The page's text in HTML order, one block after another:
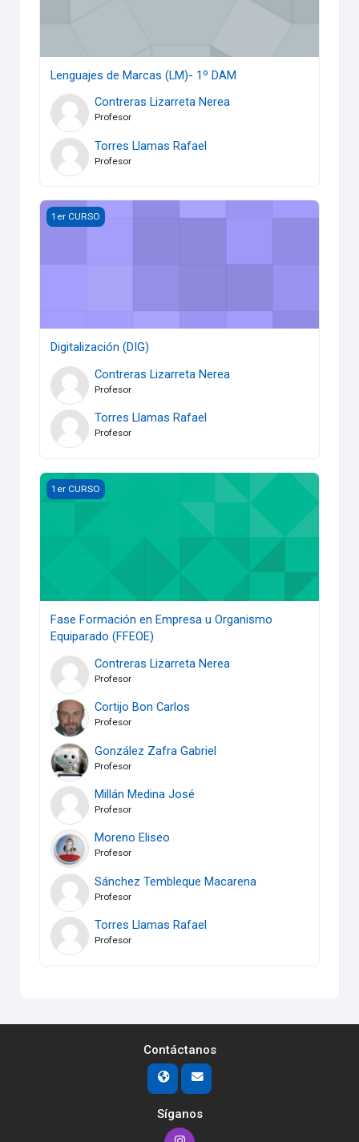
Lenguajes de Marcas (LM)- 1º DAM
Contreras Lizarreta Nerea
Profesor
Torres Llamas Rafael
Profesor
Digitalización (DIG)
1er CURSO
Digitalización (DIG)
Contreras Lizarreta Nerea
Profesor
Torres Llamas Rafael
Profesor
Fase Formación en Empresa u Organismo Equiparado
1er CURSO
Fase Formación en Empresa u Organismo
Equiparado (FFEOE)
Contreras Lizarreta Nerea
Profesor
Cortijo Bon Carlos
Profesor
González Zafra Gabriel
Profesor
Millán Medina José
Profesor
Moreno Eliseo
Profesor
Sánchez Tembleque Macarena
Profesor
Torres Llamas Rafael
Profesor
Contáctanos
Síganos